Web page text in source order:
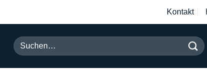
Kontakt
Suchen
nach: